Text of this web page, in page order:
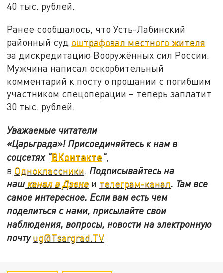
40 тыс. рублей.
Ранее сообщалось, что Усть-Лабинский
районный суд оштрафовал местного жителя
за дискредитацию Вооружённых сил России.
Мужчина написал оскорбительный
комментарий к посту о прощании с погибшим
участником спецоперации – теперь заплатит
30 тыс. рублей.
Уважаемые читатели
«Царьграда»! Присоединяйтесь к нам в
соцсетях "ВКонтакте",
в Одноклассники Подписывайтесь на
нашканал в Дзене и телеграм-канал. Там все
самое интересное. Если вам есть чем
поделиться с нами, присылайте свои
наблюдения, вопросы, новости на электронную
почтуug@Tsargrad.TV